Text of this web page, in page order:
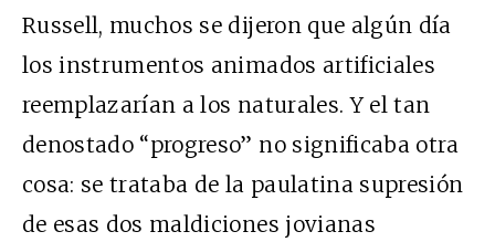
Russell, muchos se dijeron que algún día
los instrumentos animados artificiales
reemplazarían a los naturales. Y el tan
denostado “progreso” no significaba otra
cosa: se trataba de la paulatina supresión
de esas dos maldiciones jovianas